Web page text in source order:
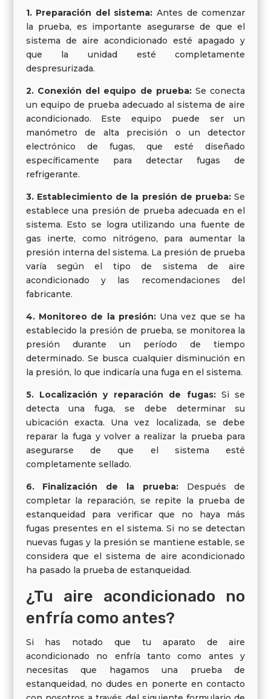
1. Preparación del sistema: Antes de comenzar
la prueba, es importante asegurarse de que el
sistema de aire acondicionado esté apagado y
que la unidad esté completamente
despresurizada.
2. Conexión del equipo de prueba:Se conecta
un equipo de prueba adecuado al sistema de aire
acondicionado. Este equipo puede ser un
manómetro de alta precisión o un detector
electrónico de fugas, que esté diseñado
específicamente para detectar fugas de
refrigerante.
3. Establecimiento de la presión de prueba: Se
establece una presión de prueba adecuada en el
sistema. Esto se logra utilizando una fuente de
gas inerte, como nitrógeno, para aumentar la
presión interna del sistema. La presión de prueba
varía según el tipo de sistema de aire
acondicionado y las recomendaciones del
fabricante.
4. Monitoreo de la presión:Una vez que se ha
establecido la presión de prueba, se monitorea la
presión durante un período de tiempo
determinado. Se busca cualquier disminución en
la presión, lo que indicaría una fuga en el sistema.
5. Localización y reparación de fugas:Si se
detecta una fuga, se debe determinar su
ubicación exacta. Una vez localizada, se debe
reparar la fuga y volver a realizar la prueba para
asegurarse de que el sistema esté
completamente sellado.
6. Finalización de la prueba:Después de
completar la reparación, se repite la prueba de
estanqueidad para verificar que no haya más
fugas presentes en el sistema. Si no se detectan
nuevas fugas y la presión se mantiene estable, se
considera que el sistema de aire acondicionado
ha pasado la prueba de estanqueidad.
¿Tu aire acondicionado no
enfría como antes?
Si has notado que tu aparato de aire
acondicionado no enfría tanto como antes y
necesitas que hagamos una prueba de
estanqueidad, no dudes en ponerte en contacto